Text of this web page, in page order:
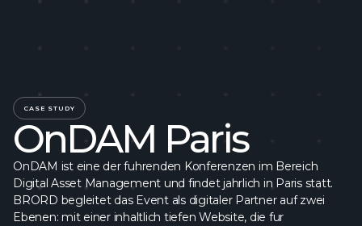
CASE STUDY
OnDAM Paris
OnDAM ist eine der fuhrenden Konferenzen im Bereich
Digital Asset Management und findet jahrlich in Paris statt.
BRORD begleitet das Event als digitaler Partner auf zwei
Ebenen: mit einer inhaltlich tiefen Website, die fur